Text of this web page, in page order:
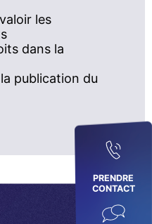
PRENDRE
CONTACT
les
dans la
publication du